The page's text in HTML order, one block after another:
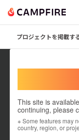
プロジェクトを掲載す
This site is
continuing, please
※ Some features may
country, region, or